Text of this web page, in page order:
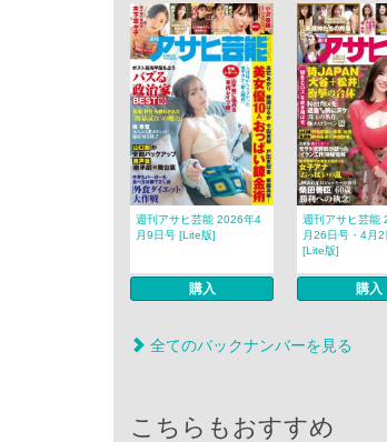
週刊アサヒ芸能 2026年4
月9日号 [Lite版]
購入
週刊アサヒ芸能
月26日号・4月2
[Lite版]
購入
全てのバックナンバーを見る
こちらもおすすめ